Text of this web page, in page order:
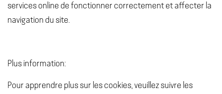
services online de fonctionner correctement et affecter la
navigation du site.
Plus information:
Pour apprendre plus sur les cookies, veuillez suivre les